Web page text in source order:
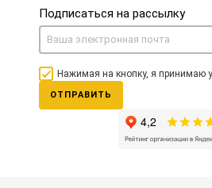
Подписаться на рассылку
Нажимая на кнопку, я принимаю
ОТПРАВИТЬ